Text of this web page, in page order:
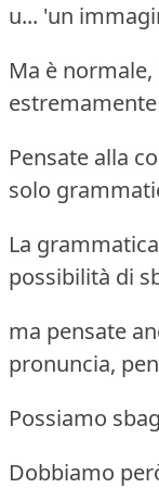
u... 'un
Ma è
Pensate alla
solo
La
possibilità di
ma pensate
pronuncia,
Possiamo
Dobbiamo